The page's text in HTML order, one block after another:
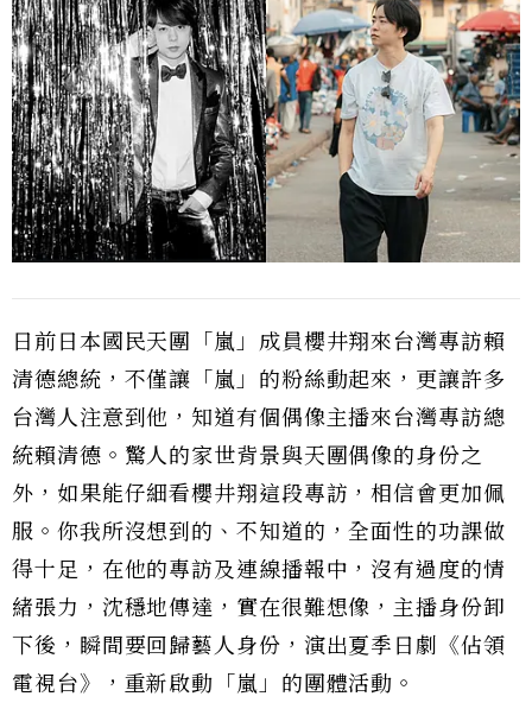
日前日本國民天團「嵐」成員櫻井翔來台灣專訪賴
清德總統，不僅讓「嵐」的粉絲動起來，更讓許多
台灣人注意到他，知道有個偶像主播來台灣專訪總
統賴清德。驚人的家世背景與天團偶像的身份之
外，如果能仔細看櫻井翔這段專訪，相信會更加佩
服。你我所沒想到的、不知道的，全面性的功課做
得十足，在他的專訪及連線播報中，沒有過度的情
緒張力，沈穩地傳達，實在很難想像，主播身份卸
下後，瞬間要回歸藝人身份，演出夏季日劇《佔領
電視台》，重新啟動「嵐」的團體活動。